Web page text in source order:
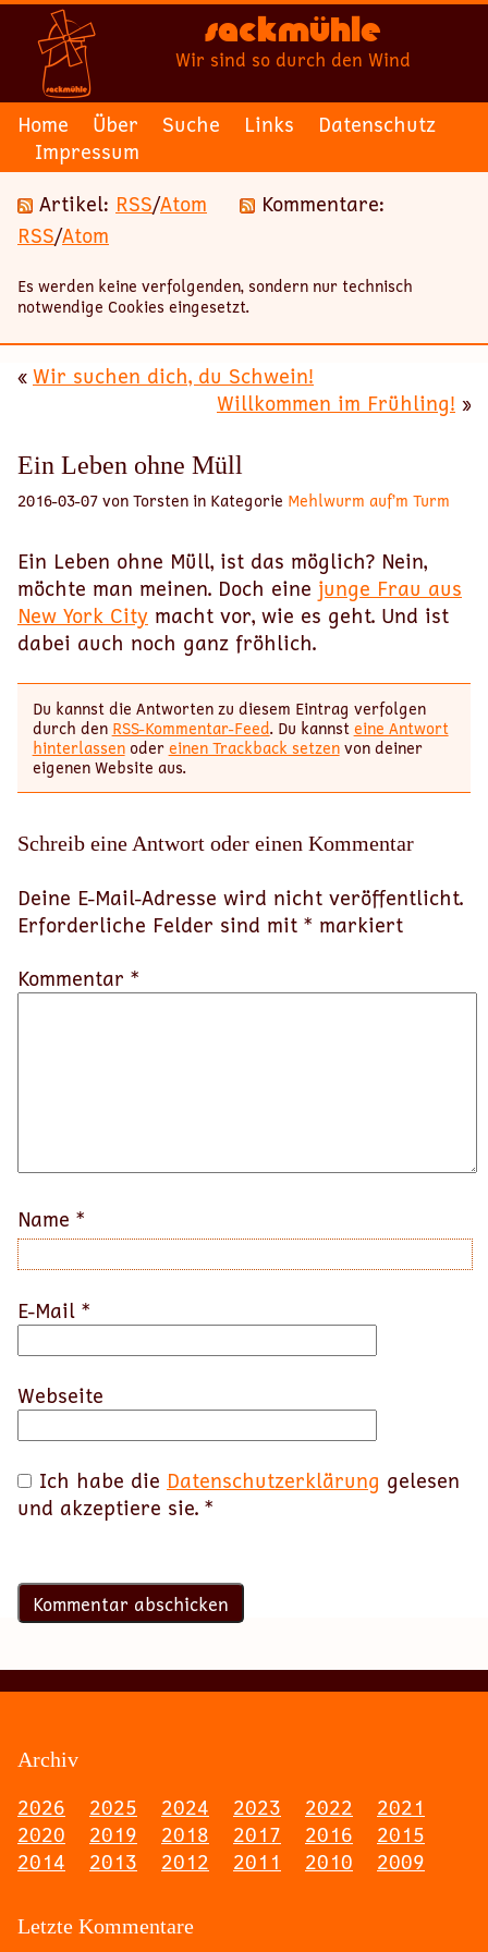
Sackmühle
Wir sind so durch den Wind
Home Über Suche Links
Datenschutz
Impressum
Artikel: RSS/Atom
Kommentare:
RSS/Atom
Es werden keine verfolgenden, sondern nur technisch
notwendige Cookies eingesetzt.
«Wir suchen dich, du Schwein!
Willkommen im Frühling! »
Ein Leben ohne Müll
2016-03-07 von Torsten in Kategorie Mehlwurm auf’m Turm
Ein Leben ohne Müll, ist das möglich? Nein,
möchte man meinen. Doch eine junge Frau aus
New York City macht vor, wie es geht. Und ist
dabei auch noch ganz fröhlich.
Du kannst die Antworten zu diesem Eintrag verfolgen
durch den RSS-Kommentar-Feed. Du kannsteine Antwort
hinterlassenodereinen Trackback setzenvon deiner
eigenen Website aus.
Schreib eine Antwort oder einen Kommentar
Deine E-Mail-Adresse wird nicht veröffentlicht.
Erforderliche Felder sind mit * markiert
Kommentar *
Name *
E-Mail *
Webseite
Ich habe die Datenschutzerklärung gelesen
und akzeptiere sie. *
Archiv
2026 2025 2024 2023 2022
2021
2020
2019 2018 2017 2016
2015
2014
2013 2012 2011 2010 2009
Letzte Kommentare